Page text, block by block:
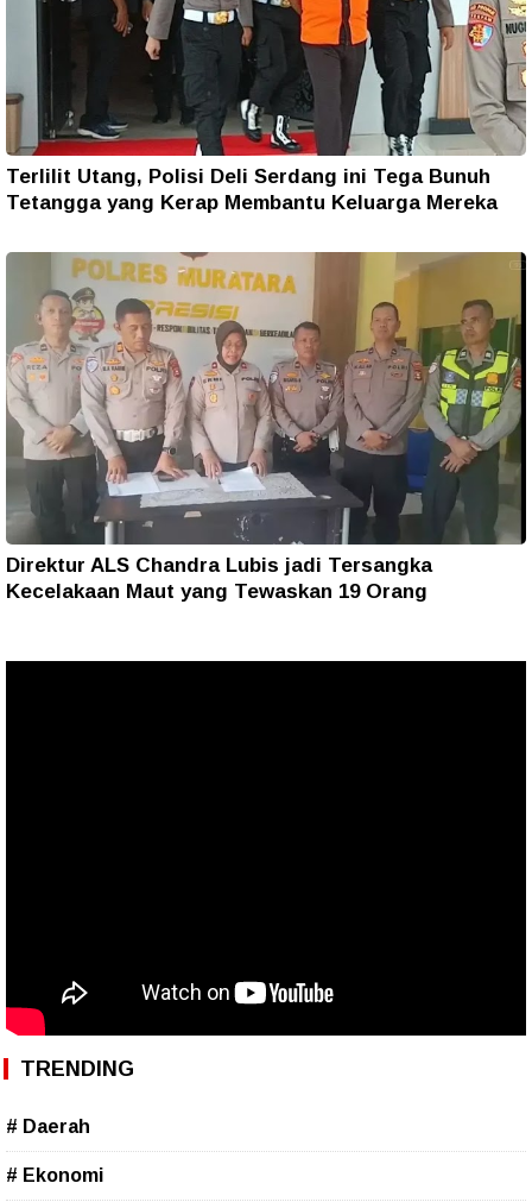
Terlilit Utang, Polisi Deli Serdang ini Tega Bunuh
Tetangga yang Kerap Membantu Keluarga Mereka
Direktur ALS Chandra Lubis jadi Tersangka
Kecelakaan Maut yang Tewaskan 19 Orang
TRENDING
# Daerah
# Ekonomi